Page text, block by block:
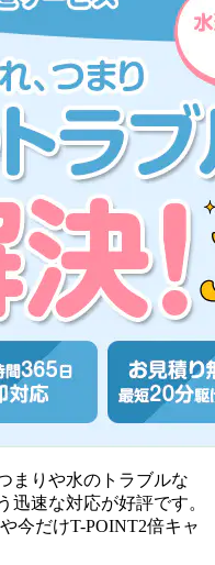
まりや水のトラブルな
迅速な対応が好評です。
今だけT-POINT2倍キャ